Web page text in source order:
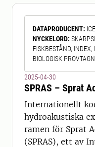
skötsel och
Informationen
rapportering till
habitatdirektiv.
undersökning (SG
DATAPRODUCENT:
NYCKELORD:
FISKBESTÅND,
BIOLOGISK
2025-04-30
SPRAS – Sprat
Internationellt
hydroakustiska
ramen för Sprat
(SPRAS), ett av